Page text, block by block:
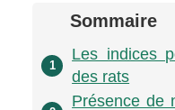
Sommaire
1
Les indices
des rats
Présence de